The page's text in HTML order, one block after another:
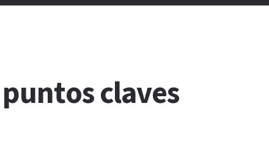
claves